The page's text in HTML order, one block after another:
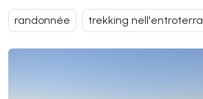
randonnée trekking nell'entroterra